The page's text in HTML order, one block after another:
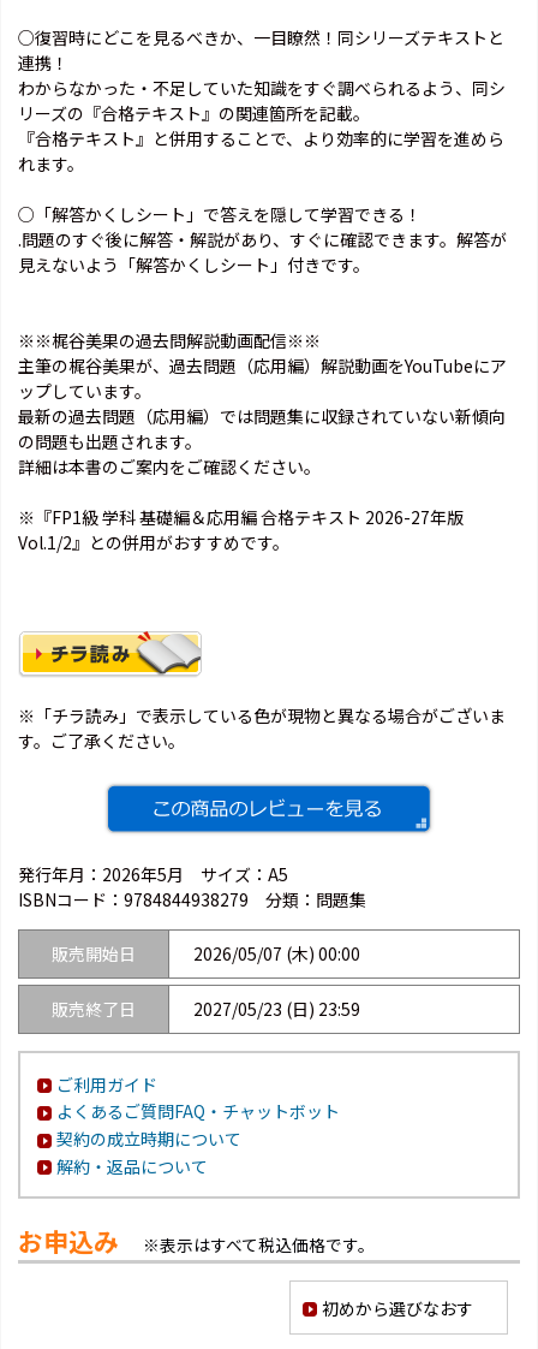
○復習時にどこを見るべきか、一目瞭然！同シリーズテキストと
連携！
わからなかった・不足していた知識をすぐ調べられるよう、同シ
リーズの『合格テキスト』の関連箇所を記載。
『合格テキスト』と併用することで、より効率的に学習を進めら
れます。
○「解答かくしシート」で答えを隠して学習できる！
.問題のすぐ後に解答・解説があり、すぐに確認できます。解答が
見えないよう「解答かくしシート」付きです。
※※梶谷美果の過去問解説動画配信※※
主筆の梶谷美果が、過去問題（応用編）解説動画をYouTubeにア
ップしています。
最新の過去問題（応用編）では問題集に収録されていない新傾向
の問題も出題されます。
詳細は本書のご案内をご確認ください。
※『FP1級 学科 基礎編＆応用編 合格テキスト 2026-27年版
Vol.1/2』との併用がおすすめです。
※「チラ読み」で表示している色が現物と異なる場合がございま
す。ご了承ください。
発行年月：2026年5月
サイズ：A5
ISBNコード： 9784844938279 分類：問題集
販売開始日 2026/05/07 (木) 00:00
販売終了日 2027/05/23 (日) 23:59
ご利用ガイド
よくあるご質問FAQ・チャットボット
契約の成立時期について
解約・返品について
お申込み ※表示はすべて税込価格です。
初めから選びなおす